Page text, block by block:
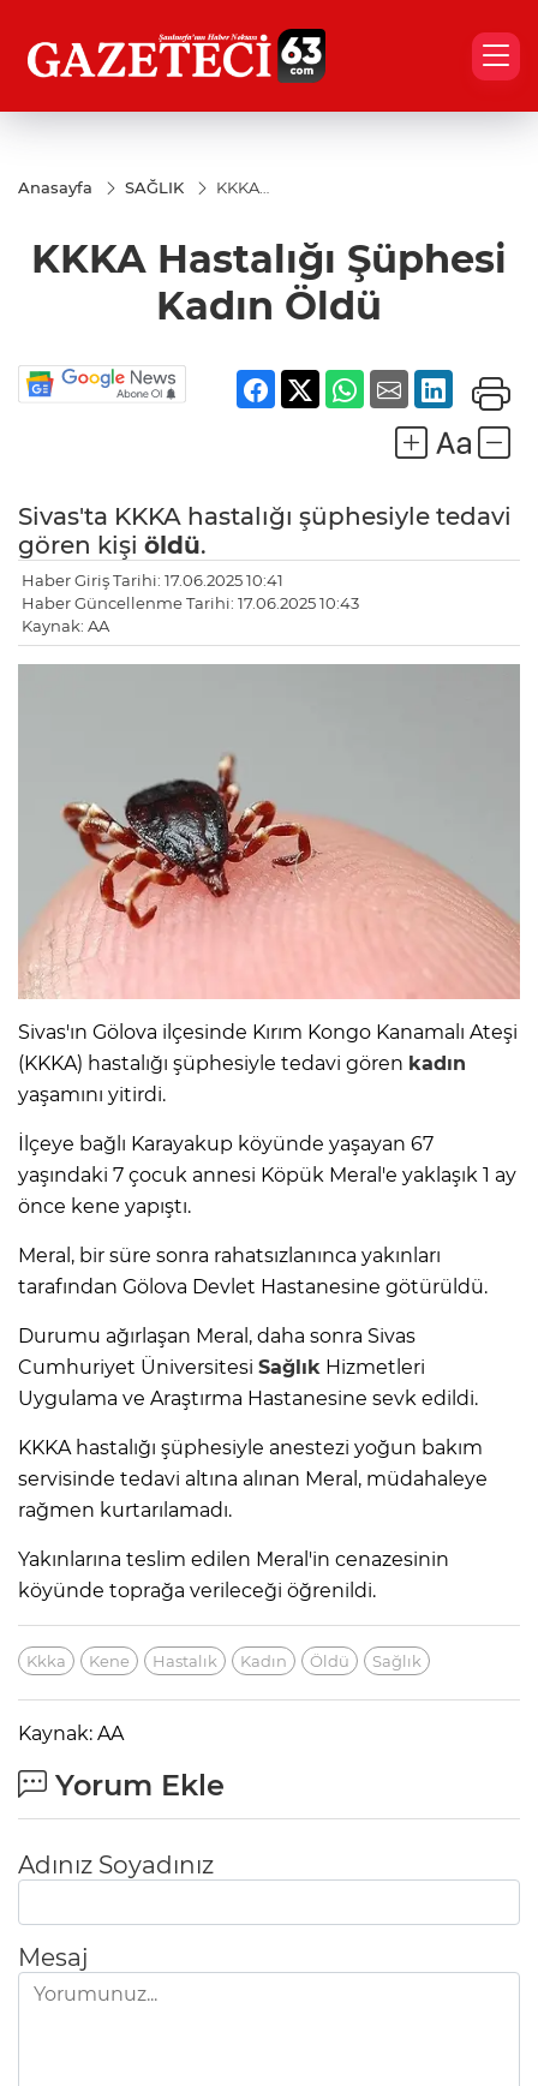
Anasayfa SAĞLIK
KKKA
Kadın
Öldü
KKKA Hastalığı Şüphesi
Kadın Öldü
Sivas'ta KKKA hastalığı şüphesiyle tedavi
gören kişi öldü.
Haber Giriş Tarihi: 17.06.2025 10:41
Haber Güncellenme Tarihi: 17.06.2025 10:43
Kaynak: AA
Sivas'ın Gölova ilçesinde Kırım Kongo Kanamalı Ateşi
(KKKA) hastalığı şüphesiyle tedavi gören kadın
yaşamını yitirdi.
İlçeye bağlı Karayakup köyünde yaşayan 67
yaşındaki 7 çocuk annesi Köpük Meral'e yaklaşık 1 ay
önce kene yapıştı.
Meral, bir süre sonra rahatsızlanınca yakınları
tarafından Gölova Devlet Hastanesine götürüldü.
Durumu ağırlaşan Meral, daha sonra Sivas
Cumhuriyet Üniversitesi Sağlık Hizmetleri
Uygulama ve Araştırma Hastanesine sevk edildi.
KKKA hastalığı şüphesiyle anestezi yoğun bakım
servisinde tedavi altına alınan Meral, müdahaleye
rağmen kurtarılamadı.
Yakınlarına teslim edilen Meral'in cenazesinin
köyünde toprağa verileceği öğrenildi.
Kkka Kene Hastalık Kadın Öldü Sağlık
Kaynak: AA
Yorum Ekle
Adınız Soyadınız
Mesaj